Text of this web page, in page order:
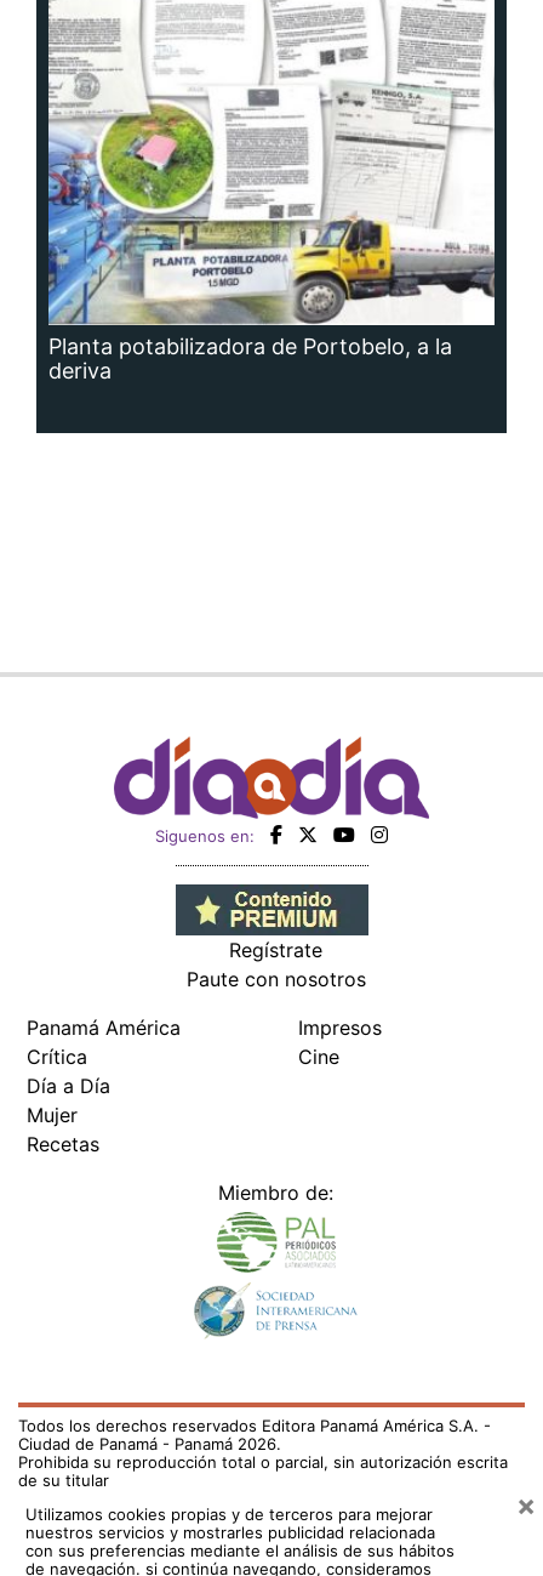
Planta potabilizadora de Portobelo, a la
deriva
Siguenos en:
Regístrate
Paute con nosotros
Panamá América
Crítica
Día a Día
Mujer
Recetas
Impresos
Cine
Miembro de:
Todos los derechos reservados Editora Panamá América S.A. -
Ciudad de Panamá - Panamá 2026.
Prohibida su reproducción total o parcial, sin autorización escrita
de su titular
Utilizamos cookies propias y de terceros para mejorar
nuestros servicios y mostrarles publicidad relacionada
con sus preferencias mediante el análisis de sus hábitos
de navegación. si continúa navegando, consideramos
×